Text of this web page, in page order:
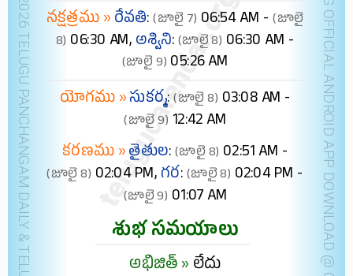
నక్షత్రము » రేవతి:(జూలై 7) 06:54 AM -(జూలై
8) 06:30 AM, అశ్విని:(జూలై 8) 06:30 AM -
(జూలై 9) 05:26 AM
యోగము »సుకర్మ:(జూలై 8) 03:08 AM -
(జూలై 9) 12:42 AM
కరణము »తైతుల:(జూలై 8) 02:51 AM -
(జూలై 8) 02:04 PM, గర:(జూలై 8) 02:04 PM -
(జూలై 9) 01:07 AM
శుభ సమయాలు
అభిజిత్ » లేదు